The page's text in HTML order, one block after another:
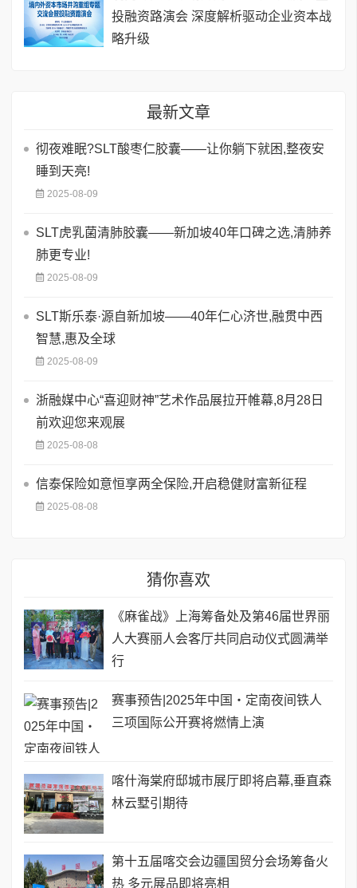
投融资路演会 深度解析驱动企业资本战
略升级
最新文章
彻夜难眠?SLT酸枣仁胶囊——让你躺下就困,整夜安
睡到天亮!
2025-08-09
SLT虎乳菌清肺胶囊——新加坡40年口碑之选,清肺养
肺更专业!
2025-08-09
SLT斯乐泰·源自新加坡——40年仁心济世,融贯中西
智慧,惠及全球
2025-08-09
浙融媒中心“喜迎财神”艺术作品展拉开帷幕,8月28日
前欢迎您来观展
2025-08-08
信泰保险如意恒享两全保险,开启稳健财富新征程
2025-08-08
猜你喜欢
《麻雀战》上海筹备处及第46届世界丽
人大赛丽人会客厅共同启动仪式圆满举
行
赛事预告|2025年中国・定南夜间铁人
三项国际公开赛将燃情上演
喀什海棠府邸城市展厅即将启幕,垂直森
林云墅引期待
第十五届喀交会边疆国贸分会场筹备火
热 多元展品即将亮相